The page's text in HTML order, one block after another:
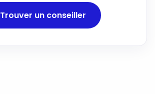
Trouver un conseiller